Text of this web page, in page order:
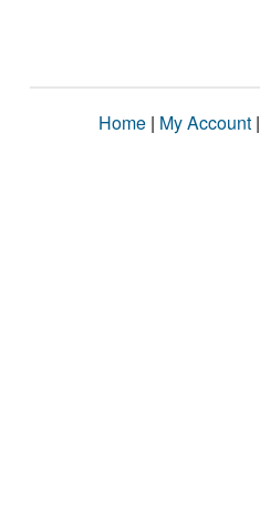
Home | My Account |